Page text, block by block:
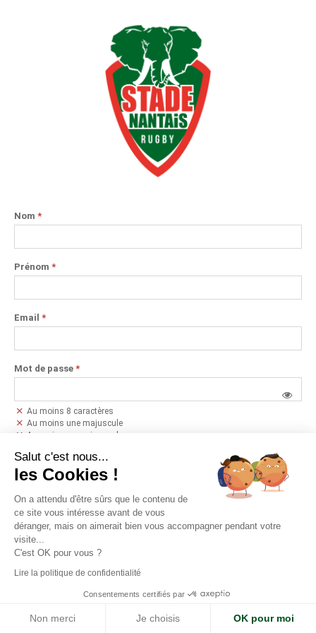
Nom *
Prénom *
Email *
Mot de passe *
Au moins 8 caractères
Au moins une majuscule
Au moins une minuscule
Au moins un caractère spécial parmi : #?!@$%^&*-'+()_[]
Confirmation du mot de passe
J'accepte de recevoir des offres promotionnelles par mail
JE M'INSCRIS
Salut c'est nous...
les Cookies !
On a attendu d'être sûrs que le contenu de
ce site vous intéresse avant de vous
déranger, mais on aimerait bien vous accompagner pendant votre
visite...
C'est OK pour vous ?
Lire la politique de confidentialité
Consentements certifiés par
Non merci Je choisis OK pour moi